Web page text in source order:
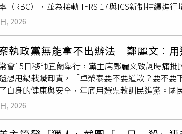
心中印象最深刻的人物，「當然是水果奶奶」、
（RBC），並為接軌 IFRS 17與ICS新制持續進
臺灣證券交易所申請於同日終止上市。壽險公
費優惠。（圖／翻攝自永越健康管理中心臉書）
前二家則分別為富邦金控、國泰金控旗下子公司
IFRS 17 新制後保險合約服務利潤（CSM）穩
後淨利555.8億元、年增126%，穩坐上半年「獲
息旺季的現金股息，加計FVOCI股票處分利益
淨利462.4億元、年增146%，6 月單月獲利
例如不動產鑑價等，加計FVOCI股票處分損益，
人壽上半年稅後淨利308.7億元、年增114%，淨
常性收益。凱基人壽累計前六個月稅後純益
, 2026
執政黨無能拿不出辦法 鄭麗文：用
會15日移師宜蘭舉行，黨主席鄭麗文致詞時痛
想甩鍋栽贓卸責，「卓榮泰要不要道歉？要不
自身的健康與安全，年底用選票教訓民進黨。
年前頂新問題油事件更可怕，食用油中竟然有
愛人民，人民真正需要的時候卻不見人影，顯見
, 2026